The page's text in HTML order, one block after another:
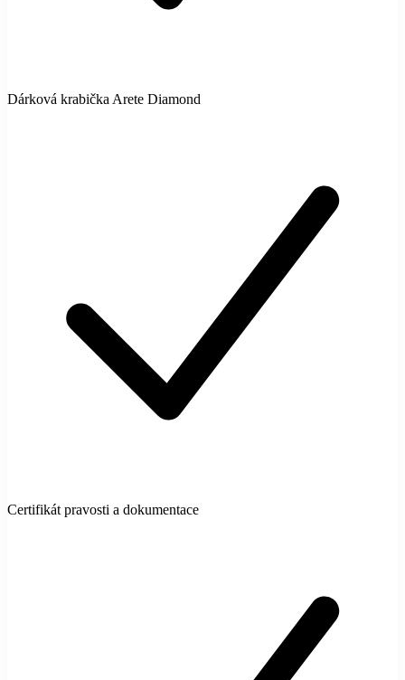
Dárková krabička Arete Diamond
Certifikát pravosti a dokumentace